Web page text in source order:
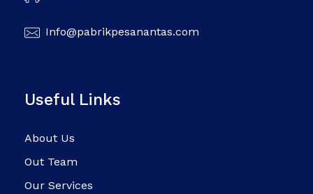
Info@pabrikpesanantas.com
Useful Links
About Us
Out Team
Our Services